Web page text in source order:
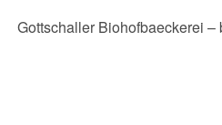
Gottschaller Biohofbaeckerei